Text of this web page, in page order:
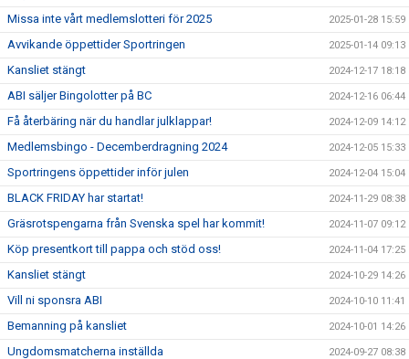
Missa inte vårt medlemslotteri för 2025 2025-01-28 15:59
Avvikande öppettider Sportringen 2025-01-14 09:13
Kansliet stängt 2024-12-17 18:18
ABI säljer Bingolotter på BC 2024-12-16 06:44
Få återbäring när du handlar julklappar! 2024-12-09 14:12
Medlemsbingo - Decemberdragning 2024 2024-12-05 15:33
Sportringens öppettider inför julen 2024-12-04 15:04
BLACK FRIDAY har startat! 2024-11-29 08:38
Gräsrotspengarna från Svenska spel har kommit! 2024-11-07 09:12
Köp presentkort till pappa och stöd oss! 2024-11-04 17:25
Kansliet stängt 2024-10-29 14:26
Vill ni sponsra ABI 2024-10-10 11:41
Bemanning på kansliet 2024-10-01 14:26
Ungdomsmatcherna inställda 2024-09-27 08:38